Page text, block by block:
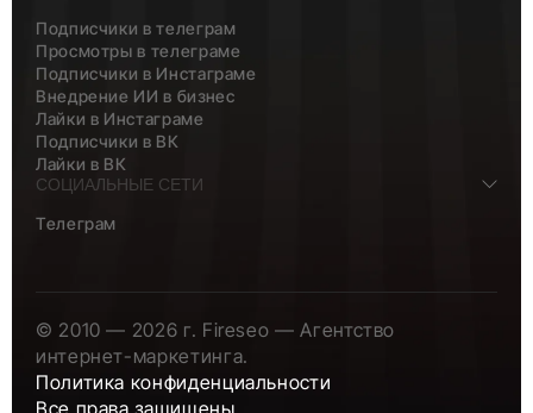
Подписчики в телеграм
Просмотры в телеграме
Подписчики в Инстаграме
Внедрение ИИ в бизнес
Лайки в Инстаграме
Подписчики в ВК
Лайки в ВК
СОЦИАЛЬНЫЕ СЕТИ
Телеграм
© 2010 — 2026 г. Fireseo — Агентство
интернет-маркетинга.
Политика конфиденциальности
Все права защищены.